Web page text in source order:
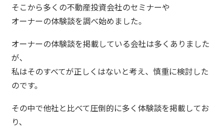
そこから多くの不動産投資会社のセミナーや
オーナーの体験談を調べ始めました。
オーナーの体験談を掲載している会社は多くありました
が、
私はそのすべてが正しくはないと考え、慎重に検討した
のです。
その中で他社と比べて圧倒的に多く体験談を掲載してお
り、